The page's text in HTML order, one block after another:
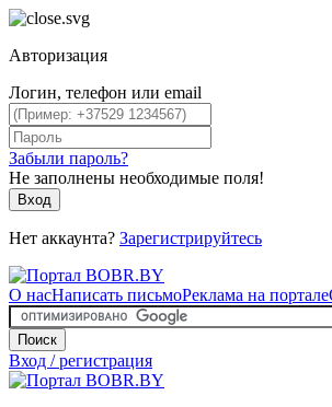
Авторизация
Логин, телефон или email
Забыли пароль?
Не заполнены необходимые поля!
Вход
Нет аккаунта? Зарегистрируйтесь
О насНаписать письмоРеклама на портале
Поиск
Вход / регистрация